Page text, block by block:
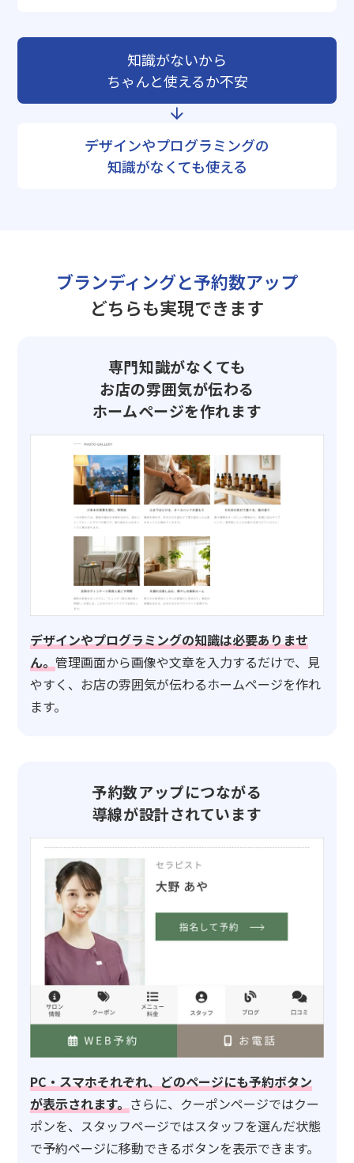
知識がないから
ちゃんと使えるか不安
デザインやプログラミングの
知識がなくても使える
ブランディングと予約数アップ
どちらも実現できます
専門知識がなくても
お店の雰囲気が伝わる
ホームページを作れます
デザインやプログラミングの知識は必要ありませ
ん。管理画面から画像や文章を入力するだけで、見
やすく、お店の雰囲気が伝わるホームページを作れ
ます。
予約数アップにつながる
導線が設計されています
PC・スマホそれぞれ、どのページにも予約ボタン
が表示されます。さらに、クーポンページではクー
ポンを、スタッフページではスタッフを選んだ状態
で予約ページに移動できるボタンを表示できます。